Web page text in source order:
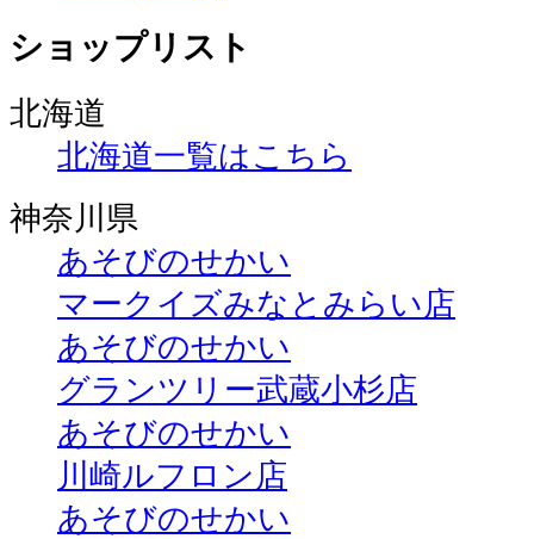
ショップリスト
北海道
北海道一覧はこちら
神奈川県
あそびのせかい
マークイズみなとみらい店
あそびのせかい
グランツリー武蔵小杉店
あそびのせかい
川崎ルフロン店
あそびのせかい